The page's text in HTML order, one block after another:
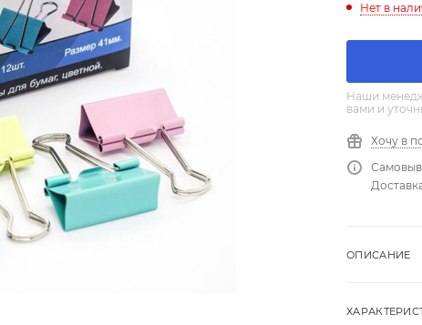
Нет в
Наши
вами и
Хочу в
ОПИСАНИЕ